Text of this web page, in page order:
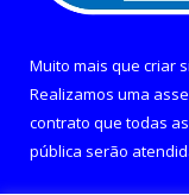
Muito mais que criar
Realizamos uma
contrato que todas
pública serão